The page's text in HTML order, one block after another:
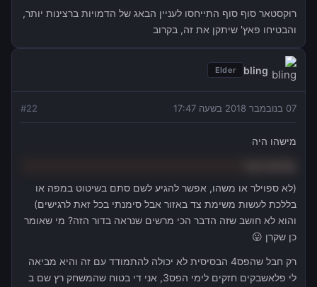
רוקסטאר סוף סוף התייחסו לעניין הבאג של הדמויות ברצינות יותר,
והבטיחו פאץ' שיתקן את זה, בקרוב
bling
Elder
07 בנובמבר 2018 בשעה 17:47 #22
מישהו היה
(לא ספוילר או משהו, אפשר להגיע לשם סתם בשיטוט במפה או
בללכת לעשות משימת צד באזור אבל סימנתי בכל זאת לרגישים)
והוא לא חושב שזה הדבר הכי מרשים שנראה בדור הזה? מי שאומר
כן שקרן 😛
רק חבל שהפס4 הבסיסית לא יכולה להתמודד עם זה והיא מביאה
לי פלאשבקים חזקים לימי הפס3, אני די בטוח שהמשחק רץ שם ב